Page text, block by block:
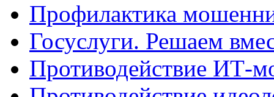
Профилактика
Госуслуги. Решаем
Противодействие ИТ-